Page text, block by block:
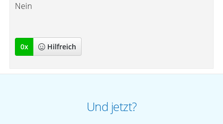
Nein
0x Hilfreich
Und jetzt?